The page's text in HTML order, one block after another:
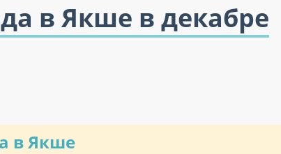
в Якше в декабре
в Якше